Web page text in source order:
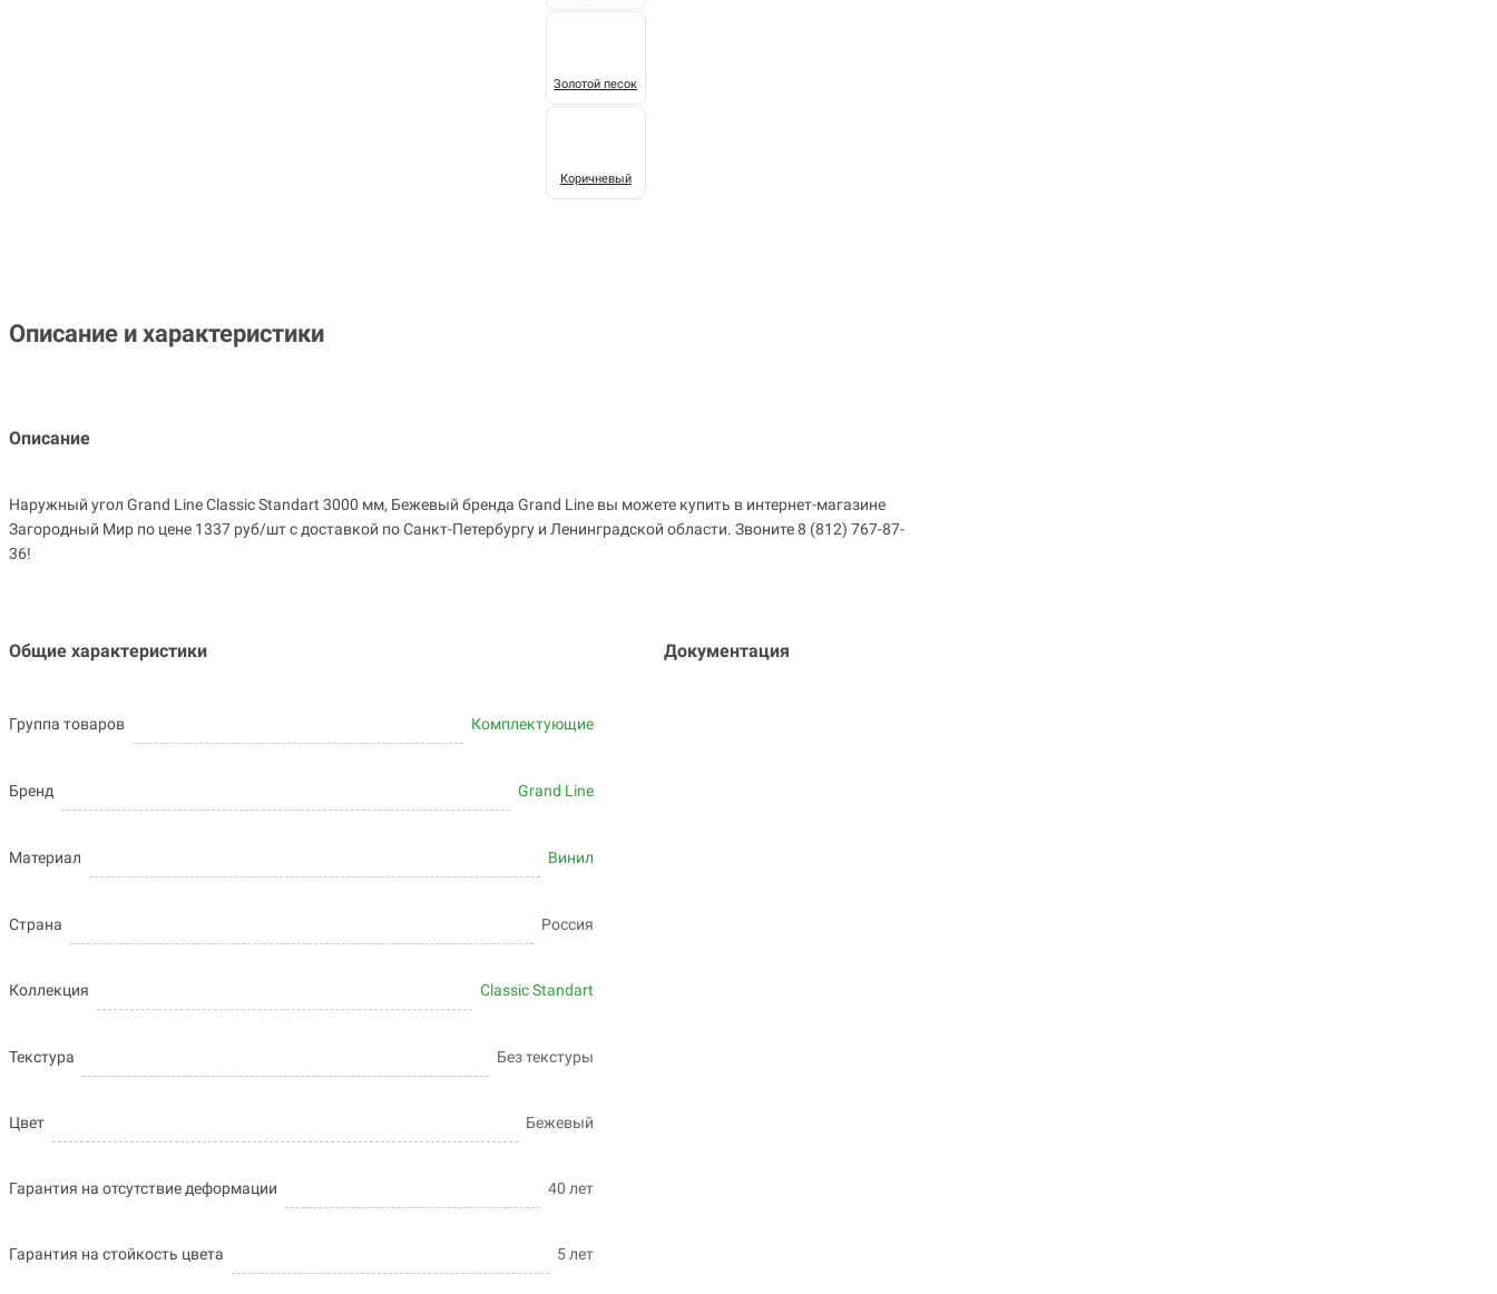
Золотой песок
Коричневый
Описание и характеристики
Описание
Наружный угол Grand Line Classic Standart 3000 мм, Бежевый бренда Grand Line вы можете купить в интернет-магазине
Загородный Мир по цене 1337 руб/шт с доставкой по Санкт-Петербургу и Ленинградской области. Звоните 8 (812) 767-87-
36!
Общие характеристики
Группа товаров Комплектующие
Бренд Grand Line
Материал Винил
Страна Россия
Коллекция Classic Standart
Текстура Без текстуры
Цвет Бежевый
Гарантия на отсутствие деформации 40 лет
Гарантия на стойкость цвета 5 лет
Документация